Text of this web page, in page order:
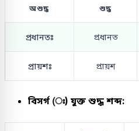
অশুদ্ধ শুদ্ধ
প্রধানতঃ প্রধানত
প্রায়শঃ প্রায়শ
বিসর্গ (ঃ) যুক্ত শুদ্ধ শব্দ: